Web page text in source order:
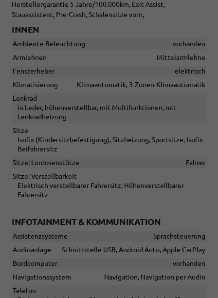
Herstellergarantie 5 Jahre/100.000km, Exit Assist,
Stauassistent, Pre-Crash, Schalensitze vorn,
INNEN
Ambiente-Beleuchtung
vorhanden
Armlehnen
Mittelarmlehne
Fensterheber
elektrisch
Klimatisierung
Klimaautomatik, 3-Zonen-Klimaautomatik
Lenkrad
in Leder, höhenverstellbar, mit Multifunktionen, mit
Lenkradheizung
Sitze
Isofix (Kindersitzbefestigung), Sitzheizung, Sportsitze, Isofix
Beifahrersitz
Sitze: Lordosenstütze
Fahrer
Sitze: Verstellbarkeit
Elektrisch verstellbarer Fahrersitz, Höhenverstellbarer
Fahrersitz
INFOTAINMENT & KOMMUNIKATION
Assistenzsysteme
Sprachsteuerung
Audioanlage
Schnittstelle USB, Android Auto, Apple CarPlay
Bordcomputer
vorhanden
Navigationssystem
Navigation, Navigation per Audio
Telefon